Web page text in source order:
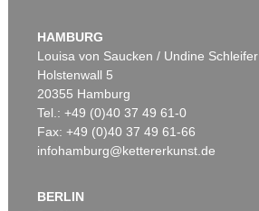
HAMBURG
Louisa von Saucken / Undine Schleifer
Holstenwall 5
20355 Hamburg
Tel.: +49 (0)40 37 49 61-0
Fax: +49 (0)40 37 49 61-66
infohamburg@kettererkunst.de
BERLIN